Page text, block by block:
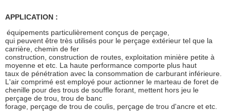
APPLICATION :
équipements particulièrement conçus de perçage,
qui peuvent être très utilisés pour le perçage extérieur tel que la
carrière, chemin de fer
construction, construction de routes, exploitation minière petite à
moyenne et etc. La haute performance comporte plus haut
taux de pénétration avec la consommation de carburant inférieure.
L'air comprimé est employé pour actionner le marteau de foret de
chenille pour des trous de souffle forant, mettent hors jeu le
perçage de trou, trou de banc
forage, perçage de trou de coulis, perçage de trou d'ancre et etc.